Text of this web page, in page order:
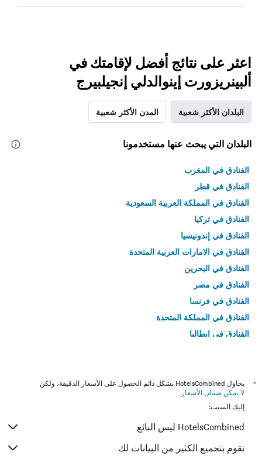
اعثر على نتائج أفضل لإقامتك في
ألبينريزورت إينوالدلي إنجيلبيرج
البلدان الأكثر شعبية المدن الأكثر شعبية
البلدان التي يبحث عنها مستخدمونا
الفنادق في المغرب
الفنادق في قطر
الفنادق في المملكة العربية السعودية
الفنادق في تركيا
الفنادق في إندونيسيا
الفنادق في الامارات العربية المتحدة
الفنادق في البحرين
الفنادق في مصر
الفنادق في فرنسا
الفنادق في المملكة المتحدة
الفنادق في إيطاليا
*
يحاول HotelsCombined بشكل دائم الحصول على الأسعار الدقيقة، ولكن
لا يمكن ضمان الأسعار .
إليك السبب:
HotelsCombined ليس البائع
نقوم بتجميع الكثير من البيانات لك